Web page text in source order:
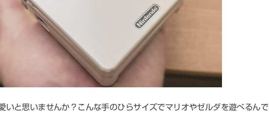
いと思いませんか？こんな手のひらサイズでマリオやゼルダを遊べるんで